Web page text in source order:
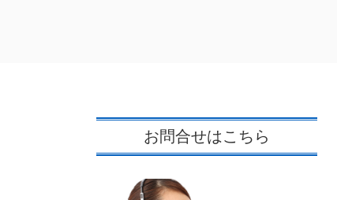
お問合せはこちら